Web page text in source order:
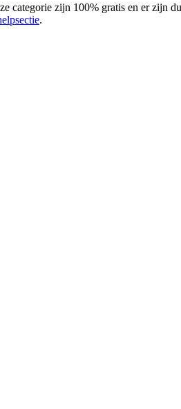
categorie zijn 100% gratis en er zijn
.